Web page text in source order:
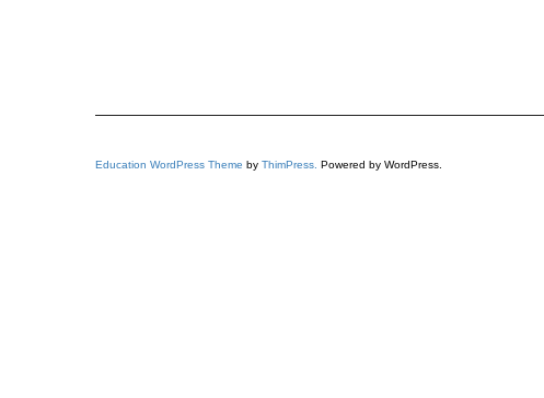
Education WordPress Theme by ThimPress. Powered by WordPress.